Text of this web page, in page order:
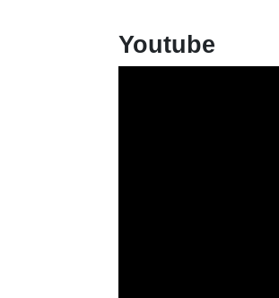
シ
ョ
Youtube